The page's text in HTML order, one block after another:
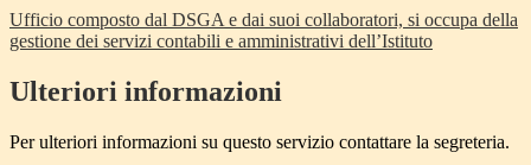
Ufficio composto dal DSGA e dai suoi collaboratori, si occupa della
gestione dei servizi contabili e amministrativi dell’Istituto
Ulteriori informazioni
Per ulteriori informazioni su questo servizio contattare la segreteria.